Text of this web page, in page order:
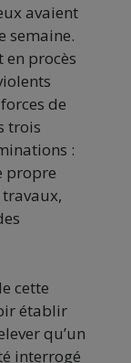
avaient
semaine.
en procès
de
trois
:
propre
travaux,
cette
établir
qu’un
interrogé